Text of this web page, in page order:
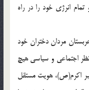
انرژی خود را در راه
مردان دختران خود
اجتماعی و سیاسی هیچ
اکرم(ص)، هویت مستقل